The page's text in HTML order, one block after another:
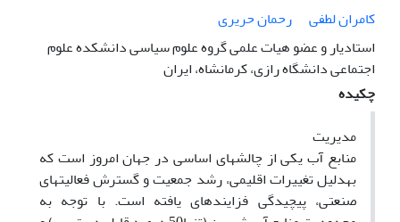
کامران لطفی
رحمان حریری
استادیار و عضو هیات علمی گروه علوم سیاسی دانشکده علوم
اجتماعی دانشگاه رازی، کرمانشاه، ایران
چکیده
مدیریت
منابع آب یکی از چالش­های اساسی در جهان امروز است که
به­دلیل تغییرات اقلیمی، رشد جمعیت و گسترش فعالیت­های
صنعتی، پیچیدگی فزاینده­ای یافته است. با توجه به